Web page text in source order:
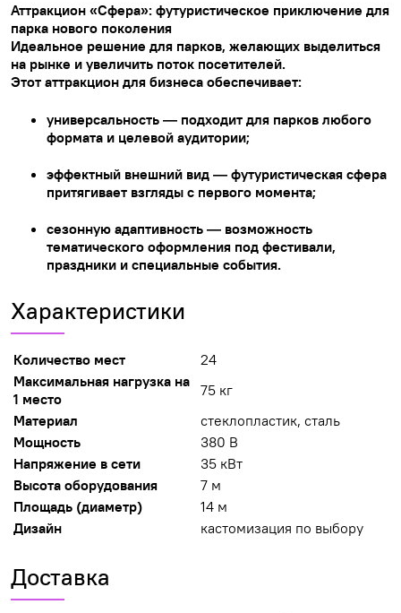
Аттракцион «Сфера»: футуристическое приключение для
парка нового поколения
Идеальное решение для парков, желающих выделиться
на рынке и увеличить поток посетителей.
Этот аттракцион для бизнеса обеспечивает:
универсальность — подходит для парков любого
формата и целевой аудитории;
эффектный внешний вид — футуристическая сфера
притягивает взгляды с первого момента;
сезонную адаптивность — возможность
тематического оформления под фестивали,
праздники и специальные события.
Характеристики
Количество мест
24
Максимальная нагрузка на
1 место
75 кг
Материал
стеклопластик, сталь
Мощность
380 В
Напряжение в сети
35 кВт
Высота оборудования
7 м
Площадь (диаметр)
14 м
Дизайн
кастомизация по выбору
Доставка